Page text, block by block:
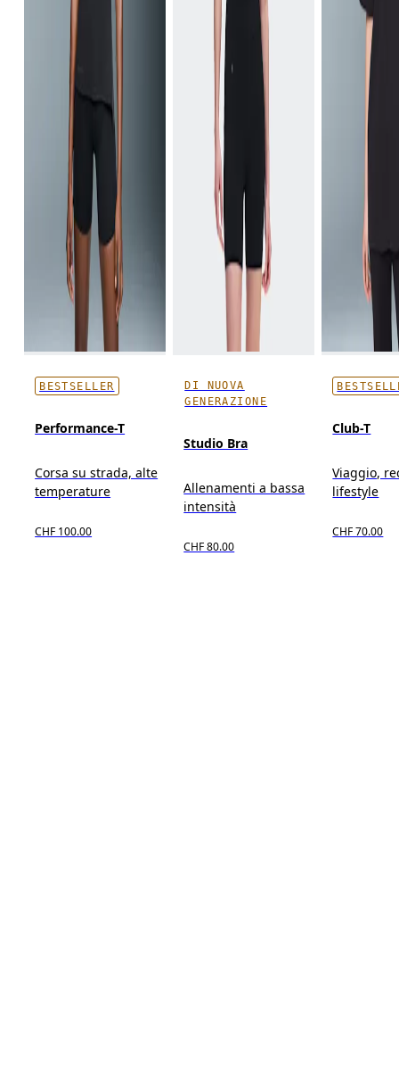
BESTSELLER
Performance-T
Corsa su strada, alte
temperature
CHF 100.00
DI NUOVA
GENERAZIONE
Studio Bra
Allenamenti a bassa
intensità
CHF 80.00
Club-T
Viaggio,
lifestyle
CHF 70.00